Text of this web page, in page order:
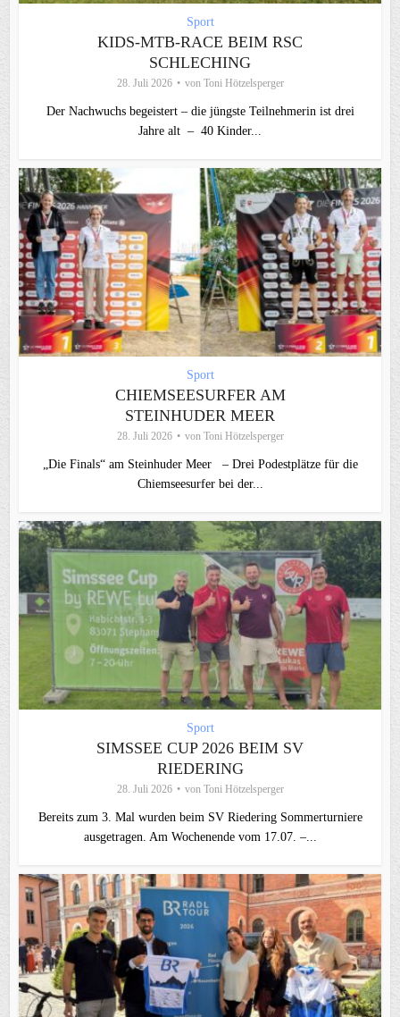
Sport
KIDS-MTB-RACE BEIM RSC
SCHLECHING
28. Juli 2026 von Toni Hötzelsperger
Der Nachwuchs begeistert – die jüngste Teilnehmerin ist drei
Jahre alt – 40 Kinder...
Sport
CHIEMSEESURFER AM
STEINHUDER MEER
28. Juli 2026 von Toni Hötzelsperger
„Die Finals“ am Steinhuder Meer – Drei Podestplätze für die
Chiemseesurfer bei der...
Sport
SIMSSEE CUP 2026 BEIM SV
RIEDERING
28. Juli 2026 von Toni Hötzelsperger
Bereits zum 3. Mal wurden beim SV Riedering Sommerturniere
ausgetragen. Am Wochenende vom 17.07. –...